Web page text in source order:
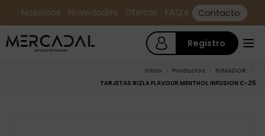
Nosotros Novedades Ofertas FAQ’s Contacto
Registro
Inicio Productos
FUMADOR
TARJETAS RIZLA FLAVOUR MENTHOL INFUSION C-25